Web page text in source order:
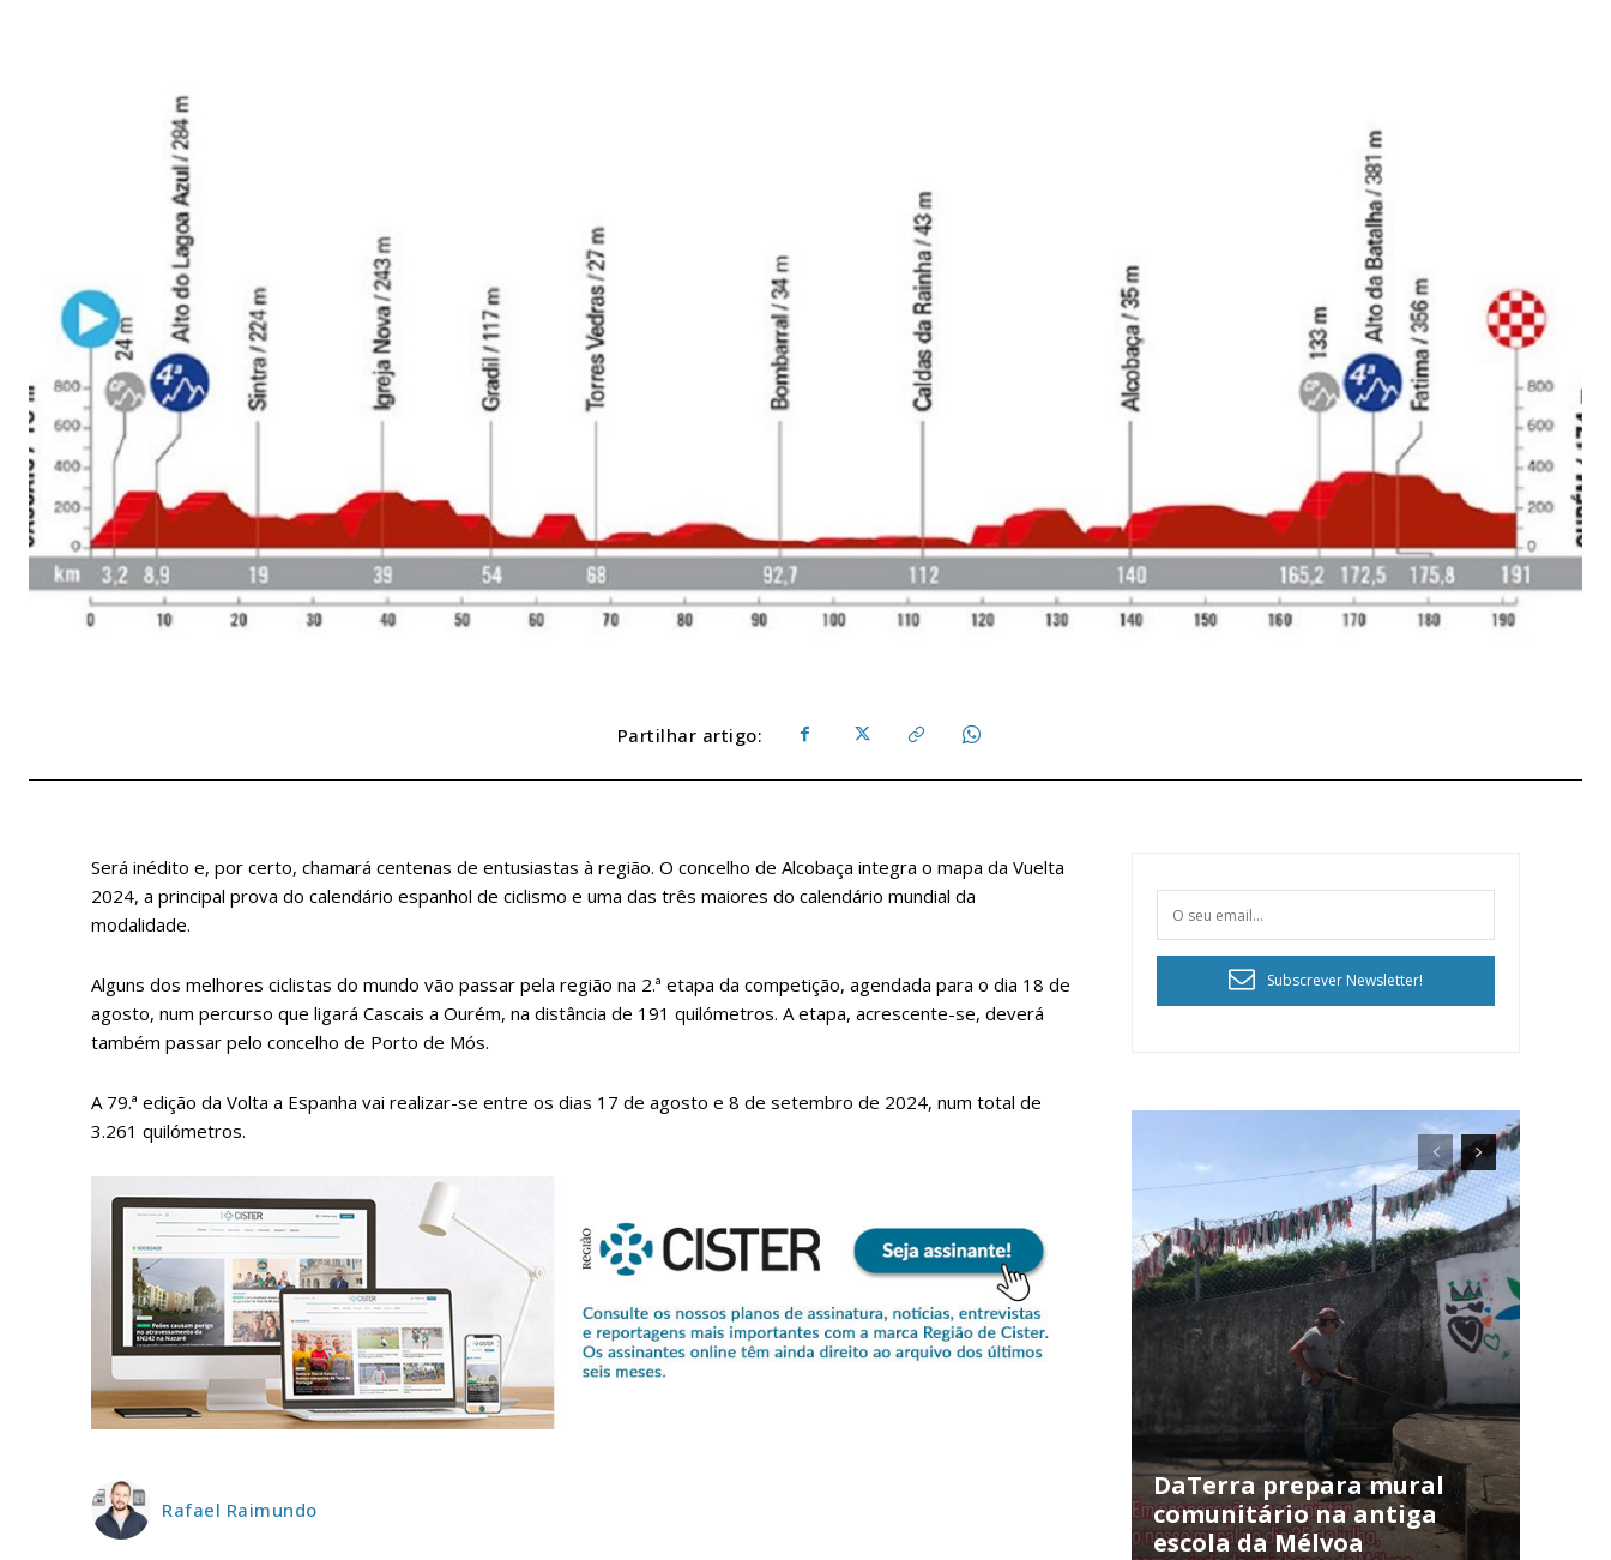
Planos de Assinatura
Faça-se assinante do Região de Cister e ajude-nos a manter este serviço público!
Sendo assinante terá acesso a todos os conteúdos exclusivos e versões digitais.
Escolha o plano de assinatura desejado:
ASSINATURA
DIGITAL ANUAL
Partilhar artigo:
Será inédito e, por certo, chamará centenas de entusiastas à região. O concelho de Alcobaça integra o mapa da Vuelta
2024, a principal prova do calendário espanhol de ciclismo e uma das três maiores do calendário mundial da
modalidade.
Alguns dos melhores ciclistas do mundo vão passar pela região na 2.ª etapa da competição, agendada para o dia 18 de
agosto, num percurso que ligará Cascais a Ourém, na distância de 191 quilómetros. A etapa, acrescente-se, deverá
também passar pelo concelho de Porto de Mós.
A 79.ª edição da Volta a Espanha vai realizar-se entre os dias 17 de agosto e 8 de setembro de 2024, num total de
3.261 quilómetros.
Rafael Raimundo
Subscrever Newsletter!
DaTerra prepara mural
comunitário na antiga
escola da Mélvoa